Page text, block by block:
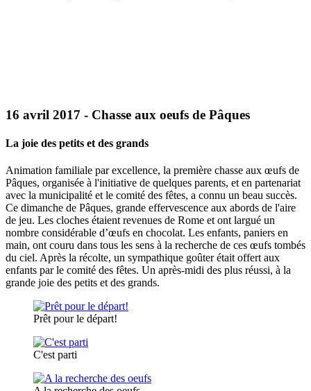
16 avril 2017 - Chasse aux oeufs de Pâques
La joie des petits et des grands
Animation familiale par excellence, la première chasse aux œufs de
Pâques, organisée à l'initiative de quelques parents, et en partenariat
avec la municipalité et le comité des fêtes, a connu un beau succès.
Ce dimanche de Pâques, grande effervescence aux abords de l'aire
de jeu. Les cloches étaient revenues de Rome et ont largué un
nombre considérable d’œufs en chocolat. Les enfants, paniers en
main, ont couru dans tous les sens à la recherche de ces œufs tombés
du ciel. Après la récolte, un sympathique goûter était offert aux
enfants par le comité des fêtes. Un après-midi des plus réussi, à la
grande joie des petits et des grands.
Prêt pour le départ!
C'est parti